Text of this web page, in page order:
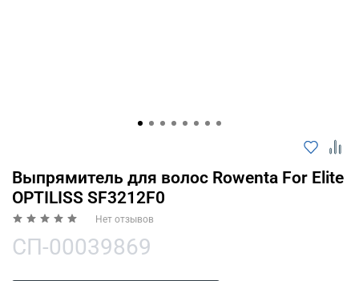
Выпрямитель для волос Rowenta For Elite
OPTILISS SF3212F0
Нет отзывов
СП-00039869
выбранный способом
Оставшиеся75% будут
списыватьсяс вашей карты
по25 %каждые 2 недели